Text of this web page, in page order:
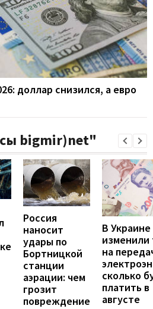
доллар снизился, а евро
bigmir)net"
Россия
наносит
удары по
Бортницкой
станции
аэрации: чем
грозит
повреждение
В Украине
на
сколько
платить в
августе